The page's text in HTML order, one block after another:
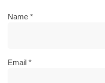
Name *
Email *